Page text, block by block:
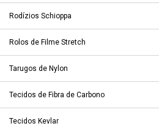
Rodízios Schioppa
Rolos de Filme Stretch
Tarugos de Nylon
Tecidos de Fibra de Carbono
Tecidos Kevlar